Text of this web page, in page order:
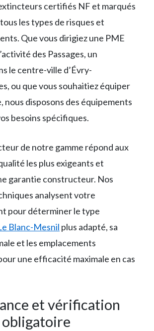
certifiés NF et marqués
les types de risques et
Que vous dirigiez une PME
des Passages, un
le centre-ville d’Évry-
ou que vous souhaitiez équiper
nous disposons des équipements
besoins spécifiques.
de notre gamme répond aux
les plus exigeants et
garantie constructeur. Nos
analysent votre
pour déterminer le type
Blanc-Mesnil plus adapté, sa
et les emplacements
une efficacité maximale en cas
et vérification
obligatoire